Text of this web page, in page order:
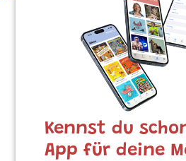
Kinderlieder
Holderiaho
Eva und Katrin
Hoppelihopp
#Berge #Alp #Jodel
Kennst du
App für deine